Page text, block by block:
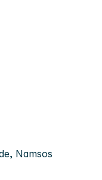
Namsos